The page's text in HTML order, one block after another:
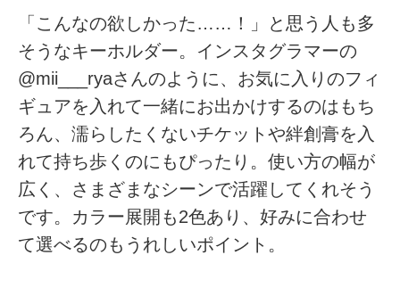
「こんなの欲しかった……！」と思う人も多
そうなキーホルダー。インスタグラマーの
@mii___ryaさんのように、お気に入りのフィ
ギュアを入れて一緒にお出かけするのはもち
ろん、濡らしたくないチケットや絆創膏を入
れて持ち歩くのにもぴったり。使い方の幅が
広く、さまざまなシーンで活躍してくれそう
です。カラー展開も2色あり、好みに合わせ
て選べるのもうれしいポイント。